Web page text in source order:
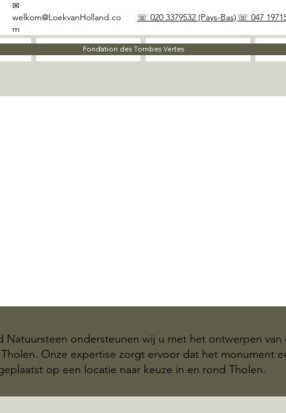
☏ 020 3379532 (Pays-Bas) ☏ 047
✉
welkom@LoekvanHolland.co
m
À propos Matériaux
Fondation des Tombes Vertes
Natuursteen ondersteunen wij u met het ontwerpen
Onze expertise zorgt ervoor dat het monument
op een locatie naar keuze in en rond Tholen.